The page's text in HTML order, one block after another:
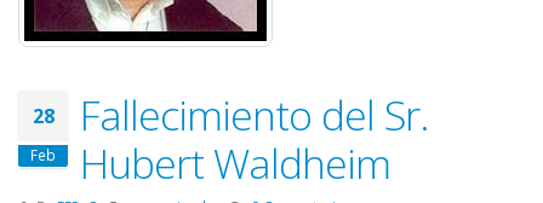
28
Feb
Fallecimiento del Sr.
Hubert Waldheim